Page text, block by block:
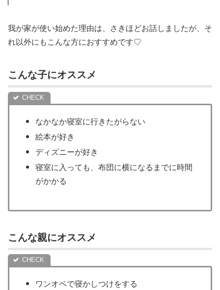
我が家が使い始めた理由は、さきほどお話しましたが、そ
れ以外にもこんな方におすすめです♡
こんな子にオススメ
なかなか寝室に行きたがらない
絵本が好き
ディズニーが好き
寝室に入っても、布団に横になるまでに時間
がかかる
こんな親にオススメ
ワンオペで寝かしつけをする